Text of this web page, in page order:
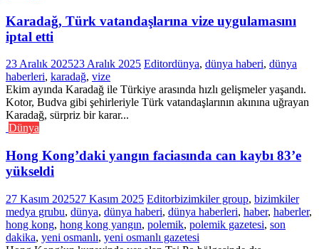
Karadağ, Türk vatandaşlarına vize uygulamasını
iptal etti
23 Aralık 202523 Aralık 2025 Editordünya, dünya haberi, dünya
haberleri, karadağ, vize
Ekim ayında Karadağ ile Türkiye arasında hızlı gelişmeler yaşandı.
Kotor, Budva gibi şehirleriyle Türk vatandaşlarının akınına uğrayan
Karadağ, sürpriz bir karar...
Dünya
Hong Kong’daki yangın faciasında can kaybı 83’e
yükseldi
27 Kasım 202527 Kasım 2025 Editorbizimkiler group, bizimkiler
medya grubu, dünya, dünya haberi, dünya haberleri, haber, haberler,
hong kong, hong kong yangın, polemik, polemik gazetesi, son
dakika, yeni osmanlı, yeni osmanlı gazetesi